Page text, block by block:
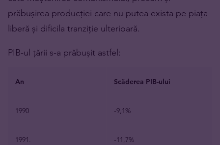
prăbușirea producției care nu putea exista pe piața
liberă și dificila tranziție ulterioară.
PIB-ul țării s-a prăbușit astfel:
An Scăderea PIB-ului
1990 -9,1%
1991. -11,7%